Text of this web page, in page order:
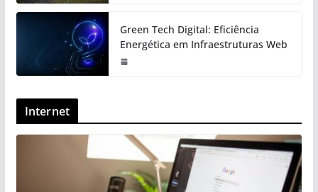
Green Tech Digital: Eficiência
Energética em Infraestruturas Web
Internet